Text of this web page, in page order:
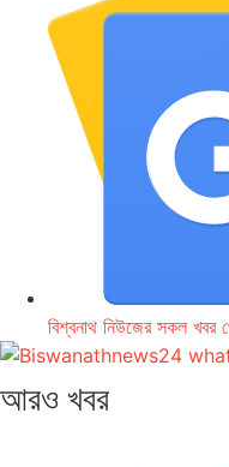
বিশ্বনাথ নিউজের সকল
আরও খবর